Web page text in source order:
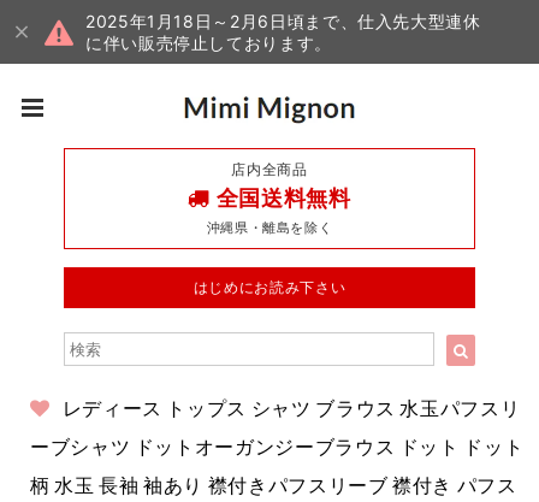
2025年1月18日～2月6日頃まで、仕入先大型連休
に伴い販売停止しております。
店内全商品
全国送料無料
沖縄県・離島を除く
はじめにお読み下さい
レディース トップス シャツ ブラウス 水玉パフスリ
ーブシャツ ドットオーガンジーブラウス ドット ドット
柄 水玉 長袖 袖あり 襟付きパフスリーブ 襟付き パフス